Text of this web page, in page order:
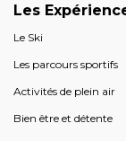
Les
Le Ski
Les parcours sportifs
Activités de plein air
Bien être et détente